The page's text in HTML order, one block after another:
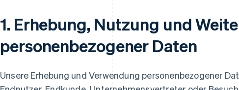
1. Erhebung, Nutzung und
personenbezogener Daten
Unsere Erhebung und Verwendung personenbezogener